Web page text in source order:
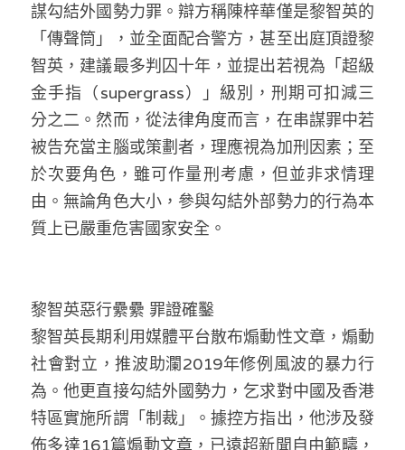
羅浚軒專欄
溫志倫專欄
汪明欣專欄
張美雄專欄
莊豪鋒專欄
香港科技專上書院｜專欄
謀勾結外國勢力罪。辯方稱陳梓華僅是黎智英的
「傳聲筒」，並全面配合警方，甚至出庭頂證黎
智英，建議最多判囚十年，並提出若視為「超級
金手指（supergrass）」級別，刑期可扣減三
分之二。然而，從法律角度而言，在串謀罪中若
被告充當主腦或策劃者，理應視為加刑因素；至
於次要角色，雖可作量刑考慮，但並非求情理
由。無論角色大小，參與勾結外部勢力的行為本
質上已嚴重危害國家安全。
黎智英惡行纍纍 罪證確鑿
黎智英長期利用媒體平台散布煽動性文章，煽動
社會對立，推波助瀾2019年修例風波的暴力行
為。他更直接勾結外國勢力，乞求對中國及香港
特區實施所謂「制裁」。據控方指出，他涉及發
佈多達161篇煽動文章，已遠超新聞自由範疇，